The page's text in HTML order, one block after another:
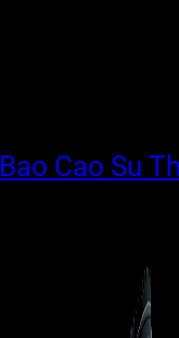
Bao Cao Su